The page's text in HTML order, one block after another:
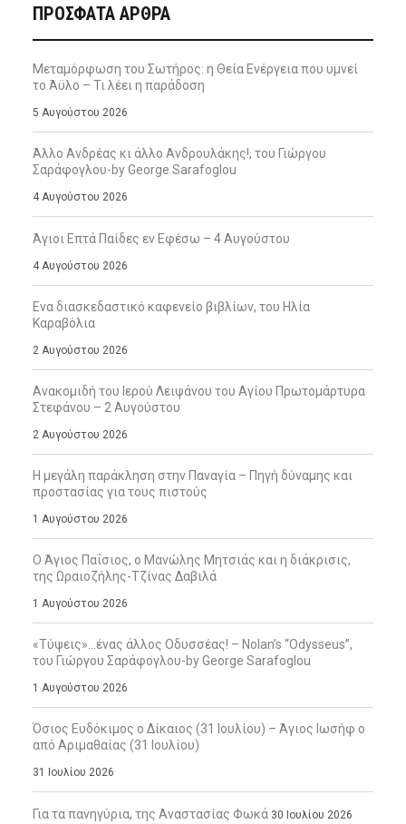
ΠΡΌΣΦΑΤΑ ΆΡΘΡΑ
Μεταμόρφωση του Σωτήρος: η Θεία Ενέργεια που υμνεί
το Άϋλο – Τι λέει η παράδοση
5 Αυγούστου 2026
Άλλο Ανδρέας κι άλλο Ανδρουλάκης!, του Γιώργου
Σαράφογλου-by George Sarafoglou
4 Αυγούστου 2026
Άγιοι Επτά Παίδες εν Εφέσω – 4 Αυγούστου
4 Αυγούστου 2026
Ενα διασκεδαστικό καφενείο βιβλίων, του Ηλία
Καραβόλια
2 Αυγούστου 2026
Ανακομιδή του Ιερού Λειψάνου του Αγίου Πρωτομάρτυρα
Στεφάνου – 2 Αυγούστου
2 Αυγούστου 2026
Η μεγάλη παράκληση στην Παναγία – Πηγή δύναμης και
προστασίας για τους πιστούς
1 Αυγούστου 2026
Ο Άγιος Παΐσιος, ο Μανώλης Μητσιάς και η διάκρισις,
της Ωραιοζήλης-Τζίνας Δαβιλά
1 Αυγούστου 2026
«Τύψεις»…ένας άλλος Οδυσσέας! – Nolan’s “Odysseus”,
του Γιώργου Σαράφογλου-by George Sarafoglou
1 Αυγούστου 2026
Όσιος Ευδόκιμος ο Δίκαιος (31 Ιουλίου) – Άγιος Ιωσήφ ο
από Αριμαθαίας (31 Ιουλίου)
31 Ιουλίου 2026
Για τα πανηγύρια, της Αναστασίας Φωκά 30 Ιουλίου 2026